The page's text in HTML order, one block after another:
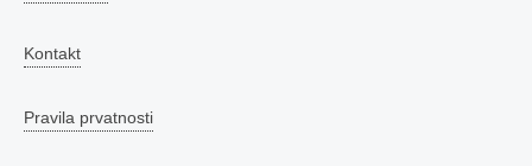
Kontakt
Pravila prvatnosti